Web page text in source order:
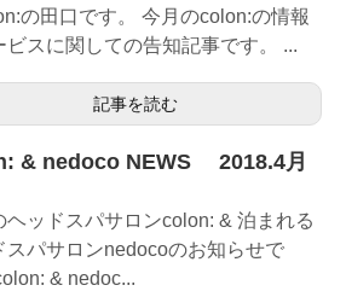
の田口です。 今月のcolon:の情報
ビスに関しての告知記事です。 ...
記事を読む
& nedoco NEWS 2018.4月
ヘッドスパサロンcolon: & 泊まれる
スパサロンnedocoのお知らせで
& nedoc...